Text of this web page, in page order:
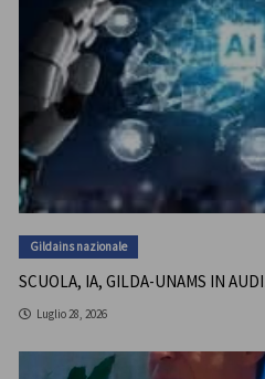
Gildains nazionale
SCUOLA, IA, GILDA-UNAMS IN
Luglio 28, 2026